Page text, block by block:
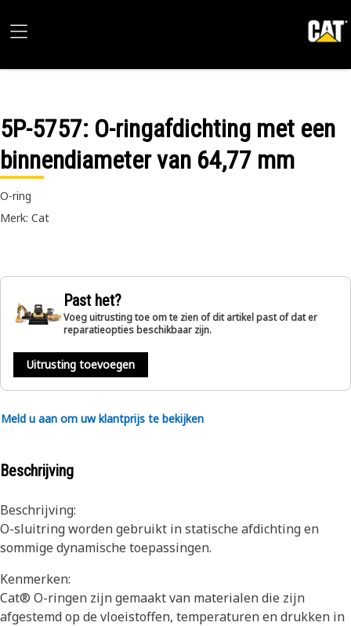
5P-5757: O-ringafdichting met een
binnendiameter van 64,77 mm
O-ring
Merk: Cat
Past het?
Voeg uitrusting toe om te zien of dit artikel past of dat er
reparatieopties beschikbaar zijn.
Uitrusting toevoegen
Meld u aan om uw klantprijs te bekijken
Beschrijving
Beschrijving:
O-sluitring worden gebruikt in statische afdichting en
sommige dynamische toepassingen.
Kenmerken:
Cat® O-ringen zijn gemaakt van materialen die zijn
afgestemd op de vloeistoffen, temperaturen en drukken in